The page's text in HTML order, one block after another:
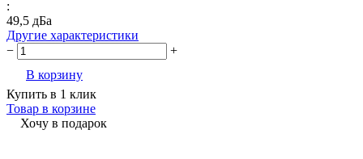
:
49,5 дБа
Другие характеристики
−
+
В корзину
Купить в 1 клик
Товар в корзине
Хочу в подарок